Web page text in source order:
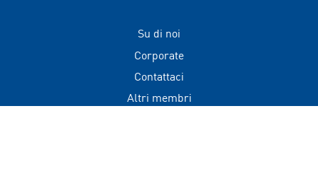
Su di noi
Corporate
Contattaci
Altri membri